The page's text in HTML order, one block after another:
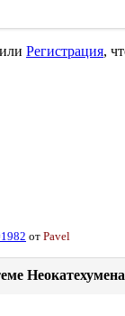
или Регистрация,
от Pavel